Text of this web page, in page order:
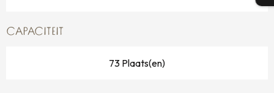
CAPACITEIT
73 Plaats(en)